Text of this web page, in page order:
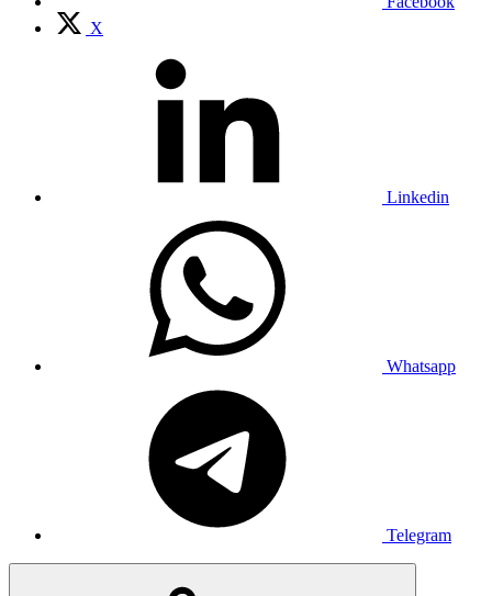
X
Linkedin
Whatsapp
Telegram